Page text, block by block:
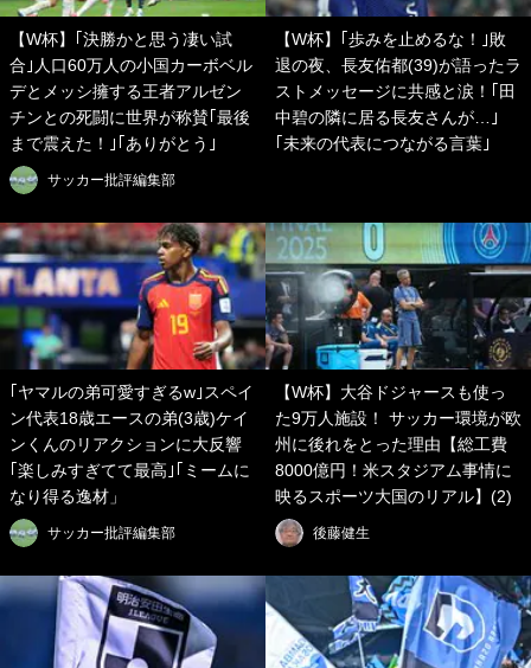
【W杯】｢決勝かと思う凄い試
合｣人口60万人の小国カーボベル
デとメッシ擁する王者アルゼン
チンとの死闘に世界が称賛｢最後
まで震えた！｣｢ありがとう｣
サッカー批評編集部
【W杯】｢歩みを止めるな！｣敗
退の夜、長友佑都(39)が語ったラ
ストメッセージに共感と涙！｢田
中碧の隣に居る長友さんが…｣
｢未来の代表につながる言葉｣
｢ヤマルの弟可愛すぎるw｣スペイ
ン代表18歳エースの弟(3歳)ケイ
ンくんのリアクションに大反響
｢楽しみすぎてて最高｣｢ミームに
なり得る逸材」
サッカー批評編集部
【W杯】大谷ドジャースも使っ
た9万人施設！ サッカー環境が欧
州に後れをとった理由【総工費
8000億円！米スタジアム事情に
映るスポーツ大国のリアル】(2)
後藤健生